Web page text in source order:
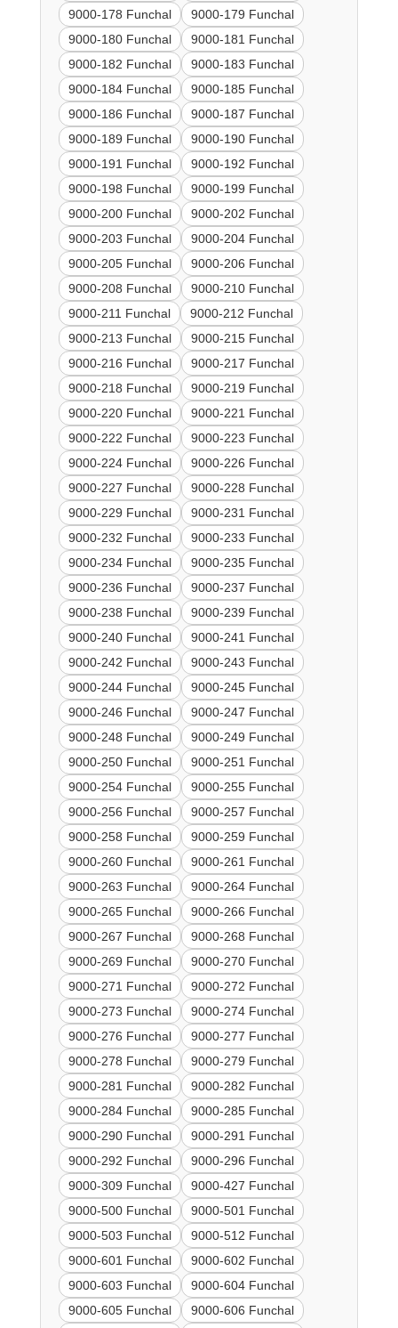
9000-178 Funchal
9000-179 Funchal
9000-180 Funchal
9000-181 Funchal
9000-182 Funchal
9000-183 Funchal
9000-184 Funchal
9000-185 Funchal
9000-186 Funchal
9000-187 Funchal
9000-189 Funchal
9000-190 Funchal
9000-191 Funchal
9000-192 Funchal
9000-198 Funchal
9000-199 Funchal
9000-200 Funchal
9000-202 Funchal
9000-203 Funchal
9000-204 Funchal
9000-205 Funchal
9000-206 Funchal
9000-208 Funchal
9000-210 Funchal
9000-211 Funchal
9000-212 Funchal
9000-213 Funchal
9000-215 Funchal
9000-216 Funchal
9000-217 Funchal
9000-218 Funchal
9000-219 Funchal
9000-220 Funchal
9000-221 Funchal
9000-222 Funchal
9000-223 Funchal
9000-224 Funchal
9000-226 Funchal
9000-227 Funchal
9000-228 Funchal
9000-229 Funchal
9000-231 Funchal
9000-232 Funchal
9000-233 Funchal
9000-234 Funchal
9000-235 Funchal
9000-236 Funchal
9000-237 Funchal
9000-238 Funchal
9000-239 Funchal
9000-240 Funchal
9000-241 Funchal
9000-242 Funchal
9000-243 Funchal
9000-244 Funchal
9000-245 Funchal
9000-246 Funchal
9000-247 Funchal
9000-248 Funchal
9000-249 Funchal
9000-250 Funchal
9000-251 Funchal
9000-254 Funchal
9000-255 Funchal
9000-256 Funchal
9000-257 Funchal
9000-258 Funchal
9000-259 Funchal
9000-260 Funchal
9000-261 Funchal
9000-263 Funchal
9000-264 Funchal
9000-265 Funchal
9000-266 Funchal
9000-267 Funchal
9000-268 Funchal
9000-269 Funchal
9000-270 Funchal
9000-271 Funchal
9000-272 Funchal
9000-273 Funchal
9000-274 Funchal
9000-276 Funchal
9000-277 Funchal
9000-278 Funchal
9000-279 Funchal
9000-281 Funchal
9000-282 Funchal
9000-284 Funchal
9000-285 Funchal
9000-290 Funchal
9000-291 Funchal
9000-292 Funchal
9000-296 Funchal
9000-309 Funchal
9000-427 Funchal
9000-500 Funchal
9000-501 Funchal
9000-503 Funchal
9000-512 Funchal
9000-601 Funchal
9000-602 Funchal
9000-603 Funchal
9000-604 Funchal
9000-605 Funchal
9000-606 Funchal